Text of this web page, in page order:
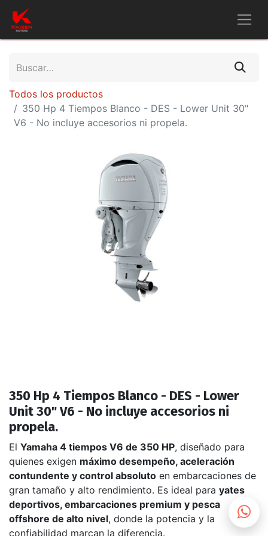
Todos los productos
350 Hp 4 Tiempos Blanco - DES - Lower Unit 30"
V6 - No incluye accesorios ni propela.
350 Hp 4 Tiempos Blanco - DES - Lower
Unit 30" V6 - No incluye accesorios ni
propela.
El Yamaha 4 tiempos V6 de 350 HP, diseñado para
quienes exigen máximo desempeño, aceleración
contundente y control absoluto en embarcaciones de
gran tamaño y alto rendimiento. Es ideal para yates
deportivos, embarcaciones premium y pesca
offshore de alto nivel, donde la potencia y la
confiabilidad marcan la diferencia.